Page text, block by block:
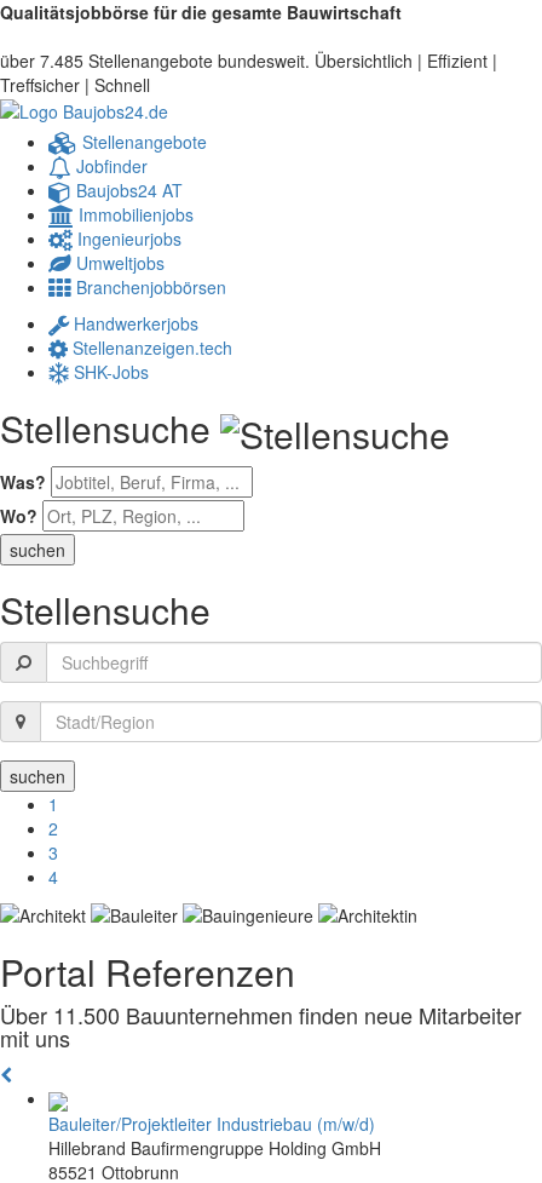
Qualitätsjobbörse für die gesamte Bauwirtschaft
über 7.485 Stellenangebote bundesweit. Übersichtlich | Effizient |
Treffsicher | Schnell
Stellenangebote
Jobfinder
Baujobs24 AT
Immobilienjobs
Ingenieurjobs
Umweltjobs
Branchenjobbörsen
Handwerkerjobs
Stellenanzeigen.tech
SHK-Jobs
Stellensuche
Was?
Wo?
Stellensuche
1
2
3
4
Portal Referenzen
Über 11.500 Bauunternehmen finden neue Mitarbeiter
mit uns
Bauleiter/Projektleiter Industriebau (m/w/d)
Hillebrand Baufirmengruppe Holding GmbH
85521 Ottobrunn